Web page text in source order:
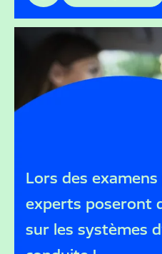
Lors des
experts poseront
sur les systèmes